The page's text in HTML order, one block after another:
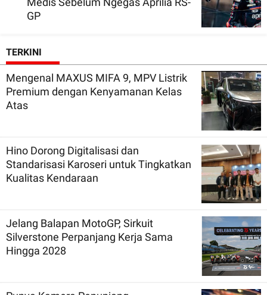
GP
TERKINI
Mengenal MAXUS MIFA 9, MPV Listrik
Premium dengan Kenyamanan Kelas
Atas
Hino Dorong Digitalisasi dan
Standarisasi Karoseri untuk Tingkatkan
Kualitas Kendaraan
Jelang Balapan MotoGP, Sirkuit
Silverstone Perpanjang Kerja Sama
Hingga 2028